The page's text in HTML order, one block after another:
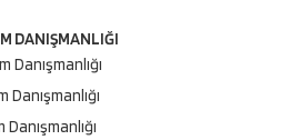
DANIŞMANLIĞI
Danışmanlığı